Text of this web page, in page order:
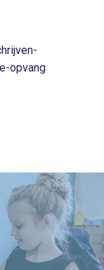
opvang